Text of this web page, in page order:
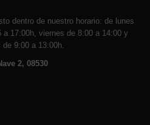
dentro de nuestro horario: de lunes
17:00h, viernes de 8:00 a 14:00 y
9:00 a 13:00h.
2, 08530